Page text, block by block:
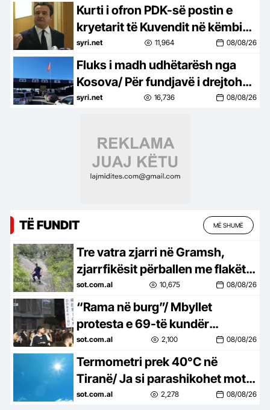
Kurti i ofron PDK-së postin e
kryetarit të Kuvendit në këmbim
të votës për presidentin
syri.net 11,964 08/08/26
Fluks i madh udhëtarësh nga
Kosova/ Për fundjavë i drejtohen
Shqipërisë
syri.net 16,736 08/08/26
TË FUNDIT MË SHUMË
Tre vatra zjarri në Gramsh,
zjarrfikësit përballen me flakët
në terren të vështirë
sot.com.al 10,675 08/08/26
“Rama në burg”/ Mbyllet
protesta e 69-të kundër
kryeministrit, shqiptarët të
vendosur: Nesër më shumë,
nuk ndalemi
sot.com.al 2,100 08/08/26
Termometri prek 40°C në
Tiranë/ Ja si parashikohet moti
për sot, 8 gusht 2026
sot.com.al 2,278 08/08/26